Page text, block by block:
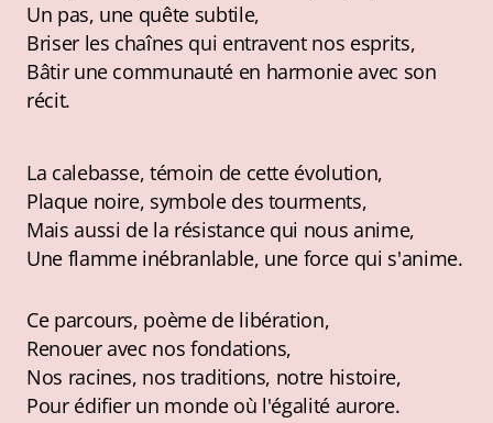
Un pas, une quête subtile,
Briser les chaînes qui entravent nos esprits,
Bâtir une communauté en harmonie avec son
récit.
La calebasse, témoin de cette évolution,
Plaque noire, symbole des tourments,
Mais aussi de la résistance qui nous anime,
Une flamme inébranlable, une force qui s'anime.
Ce parcours, poème de libération,
Renouer avec nos fondations,
Nos racines, nos traditions, notre histoire,
Pour édifier un monde où l'égalité aurore.